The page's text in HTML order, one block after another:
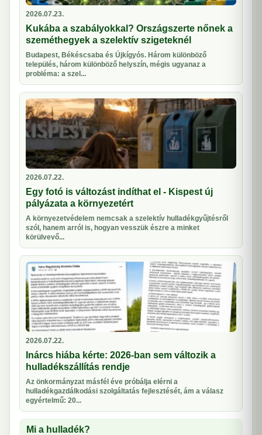
2026.07.23.
Kukába a szabályokkal? Országszerte nőnek a
szeméthegyek a szelektív szigeteknél
Budapest, Békéscsaba és Újkígyós. Három különböző
település, három különböző helyszín, mégis ugyanaz a
probléma: a szel...
2026.07.22.
Egy fotó is változást indíthat el - Kispest új
pályázata a környezetért
A környezetvédelem nemcsak a szelektív hulladékgyűjtésről
szól, hanem arról is, hogyan vesszük észre a minket
körülvevő...
2026.07.22.
Inárcs hiába kérte: 2026-ban sem változik a
hulladékszállítás rendje
Az önkormányzat másfél éve próbálja elérni a
hulladékgazdálkodási szolgáltatás fejlesztését, ám a válasz
egyértelmű: 20...
Mi a hulladék?